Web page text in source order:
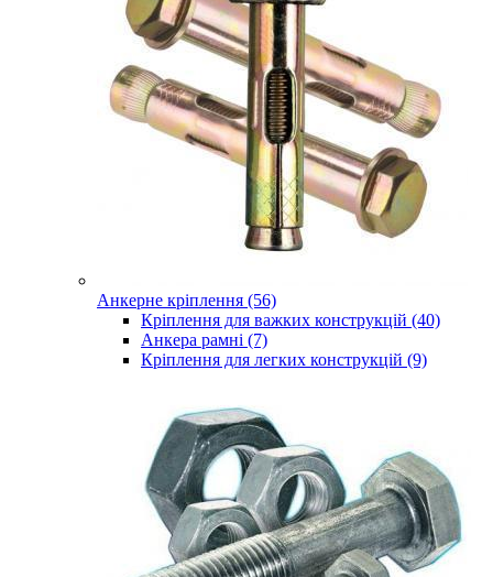
Анкерне кріплення (56)
Кріплення для важких конструкцій (40)
Анкера рамні (7)
Кріплення для легких конструкцій (9)